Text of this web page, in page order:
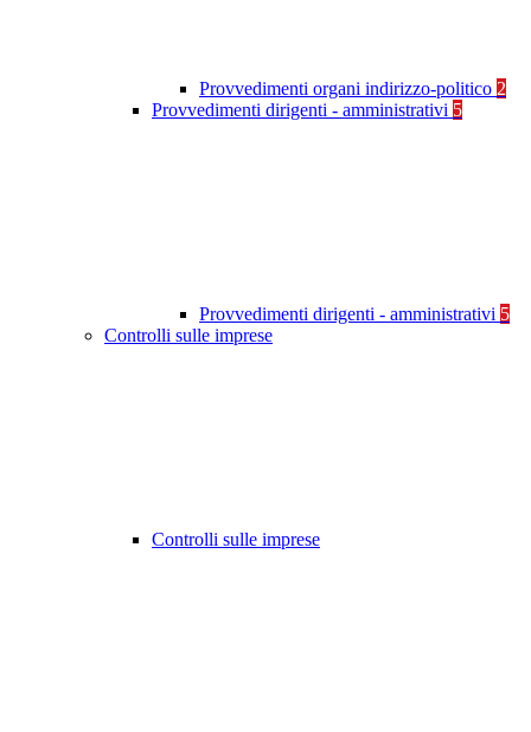
Provvedimenti organi indirizzo-politico 2
Provvedimenti dirigenti - amministrativi 5
Provvedimenti dirigenti - amministrativi 5
Controlli sulle imprese
Controlli sulle imprese